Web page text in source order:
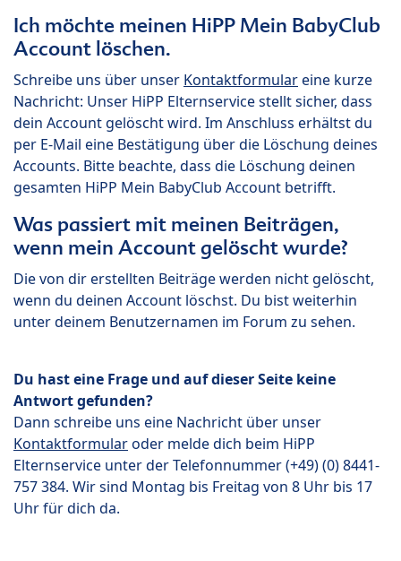
Ich möchte meinen HiPP Mein BabyClub
Account löschen.
Schreibe uns über unser Kontaktformulareine kurze
Nachricht: Unser HiPP Elternservice stellt sicher, dass
dein Account gelöscht wird. Im Anschluss erhältst du
per E-Mail eine Bestätigung über die Löschung deines
Accounts. Bitte beachte, dass die Löschung deinen
gesamten HiPP Mein BabyClub Account betrifft.
Was passiert mit meinen Beiträgen,
wenn mein Account gelöscht wurde?
Die von dir erstellten Beiträge werden nicht gelöscht,
wenn du deinen Account löschst. Du bist weiterhin
unter deinem Benutzernamen im Forum zu sehen.
Du hast eine Frage und auf dieser Seite keine
Antwort gefunden?
Dann schreibe uns eine Nachricht über unser
Kontaktformularoder melde dich beim HiPP
Elternservice unter der Telefonnummer (+49) (0) 8441-
757 384. Wir sind Montag bis Freitag von 8 Uhr bis 17
Uhr für dich da.